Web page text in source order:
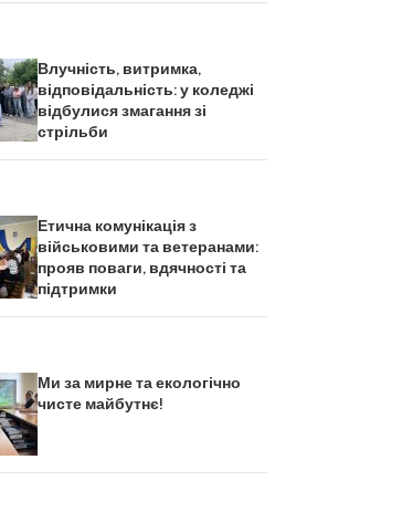
Влучність, витримка,
відповідальність: у коледжі
відбулися змагання зі
стрільби
Етична комунікація з
військовими та ветеранами:
прояв поваги, вдячності та
підтримки
Ми за мирне та екологічно
чисте майбутнє!